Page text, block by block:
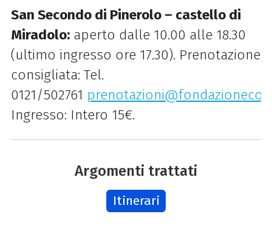
San Secondo di Pinerolo – castello di
Miradolo: aperto dalle 10.00 alle 18.30
(ultimo ingresso ore 17.30). Prenotazione
consigliata: Tel.
0121/502761
Ingresso: Intero 15€.
Argomenti trattati
Itinerari